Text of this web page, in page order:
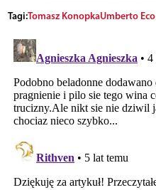
Tagi:Tomasz KonopkaUmberto Eco